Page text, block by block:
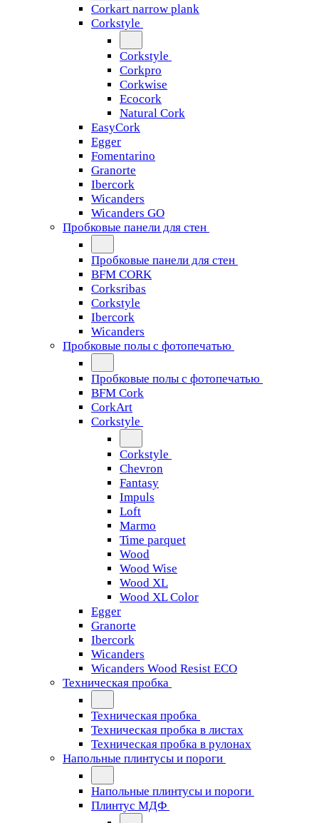
Corkart narrow plank
Corkstyle
Corkstyle
Corkpro
Corkwise
Ecocork
Natural Cork
EasyCork
Egger
Fomentarino
Granorte
Ibercork
Wicanders
Wicanders GO
Пробковые панели для стен
Пробковые панели для стен
BFM CORK
Corksribas
Corkstyle
Ibercork
Wicanders
Пробковые полы с фотопечатью
Пробковые полы с фотопечатью
BFM Cork
CorkArt
Corkstyle
Corkstyle
Chevron
Fantasy
Impuls
Loft
Marmo
Time parquet
Wood
Wood Wise
Wood XL
Wood XL Color
Egger
Granorte
Ibercork
Wicanders
Wicanders Wood Resist ECO
Техническая пробка
Техническая пробка
Техническая пробка в листах
Техническая пробка в рулонах
Напольные плинтусы и пороги
Напольные плинтусы и пороги
Плинтус МДФ